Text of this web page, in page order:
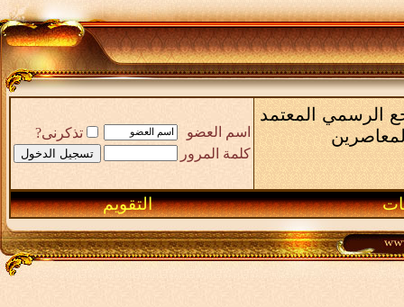
الرسمي المعتمد
اسم العضو
تذكرنى?
كلمة المرور
التقويم